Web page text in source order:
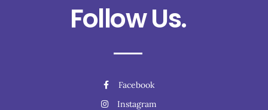
Follow Us.
Facebook
Instagram